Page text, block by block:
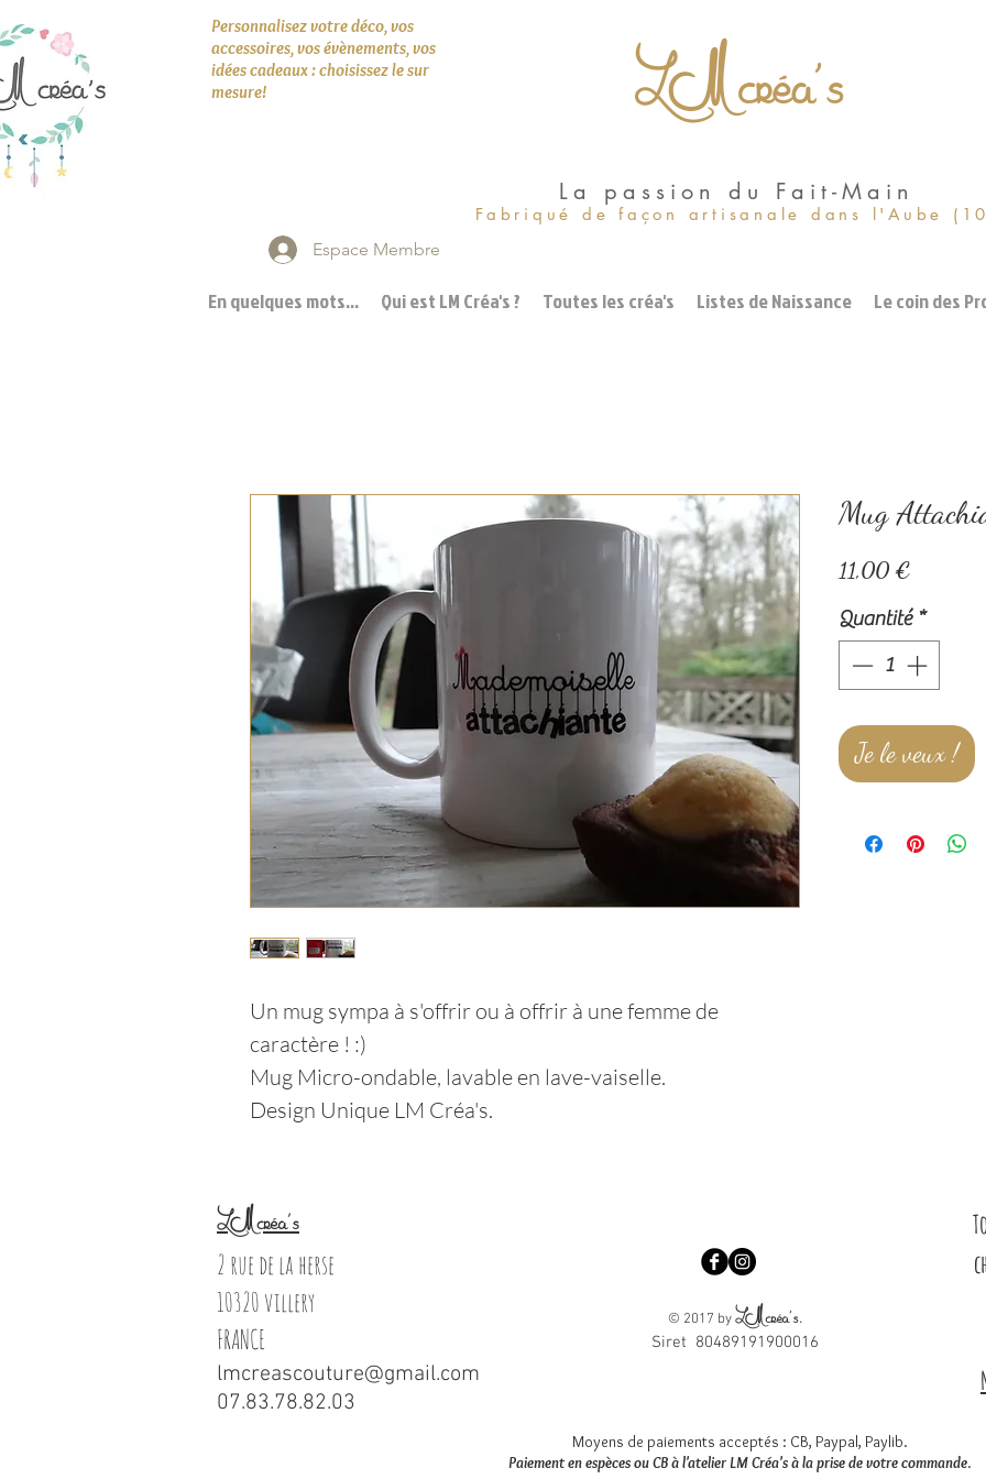
Personnalisez votre déco, vos
accessoires, vos évènements, vos
idées cadeaux : choisissez le sur
mesure!
LM créa's
La passion du Fait-Main
Fabriqué de façon artisanale dans l'Aube
Espace Membre
En quelques mots... Qui est LM Créa's ? Toutes les créa's Listes de Naissance Le coin des
Un mug sympa à s'offrir ou à offrir à une femme de
caractère ! :)
Mug Micro-ondable, lavable en lave-vaiselle.
Design Unique LM Créa's.
Mug
11,00 €
Quantité *
Je le veux !
LM créa's
2 rue de la herse
10320 villery
FRANCE
lmcreascouture@gmail.com
07.83.78.82.03
© 2017 byLM créa's.
Siret 80489191900016
Moyens de paiements acceptés : CB, Paypal, Paylib.
Paiement en espèces ou CB à l'atelier LM Créa's à la prise de votre commande.